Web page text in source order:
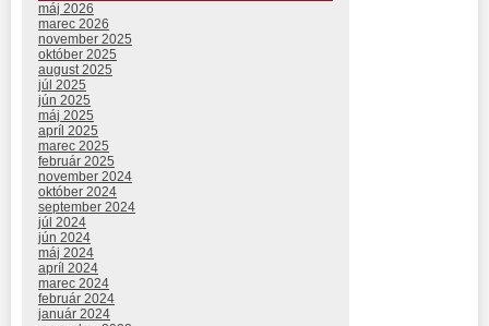
máj 2026
marec 2026
november 2025
október 2025
august 2025
júl 2025
jún 2025
máj 2025
apríl 2025
marec 2025
február 2025
november 2024
október 2024
september 2024
júl 2024
jún 2024
máj 2024
apríl 2024
marec 2024
február 2024
január 2024